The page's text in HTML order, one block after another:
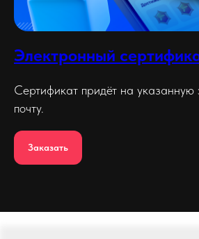
Электронный
Сертификат придёт на указанную
почту.
Заказать